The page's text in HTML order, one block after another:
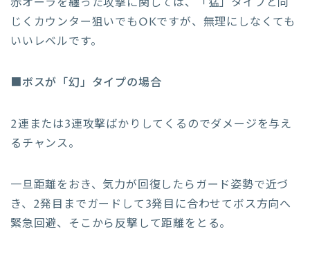
じくカウンター狙いでもOKですが、無理にしなくても
いいレベルです。
■ボスが「幻」タイプの場合
2連または3連攻撃ばかりしてくるのでダメージを与え
るチャンス。
一旦距離をおき、気力が回復したらガード姿勢で近づ
き、2発目までガードして3発目に合わせてボス方向へ
緊急回避、そこから反撃して距離をとる。